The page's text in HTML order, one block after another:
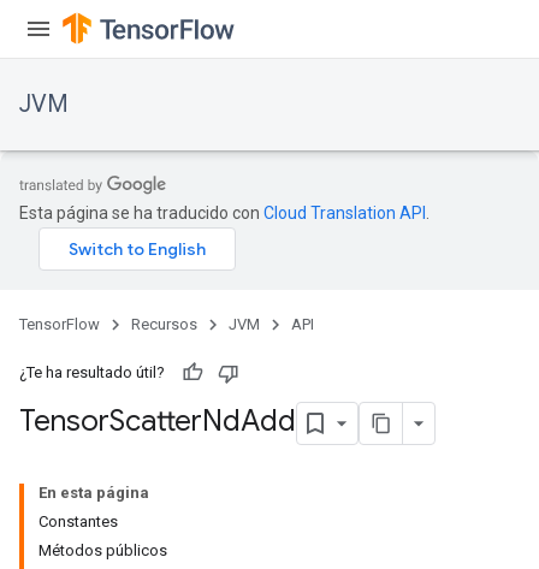
JVM
Esta página se ha traducido con Cloud Translation API
TensorFlow Recursos JVM API
¿Te ha resultado útil?
TensorScatterNdAdd
En esta página
Constantes
Métodos públicos